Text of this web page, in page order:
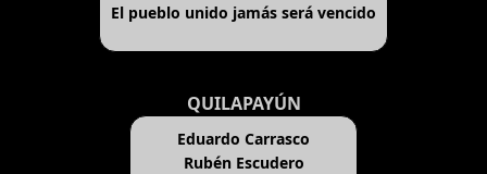
El pueblo unido jamás será vencido
QUILAPAYÚN
Eduardo Carrasco
Rubén Escudero